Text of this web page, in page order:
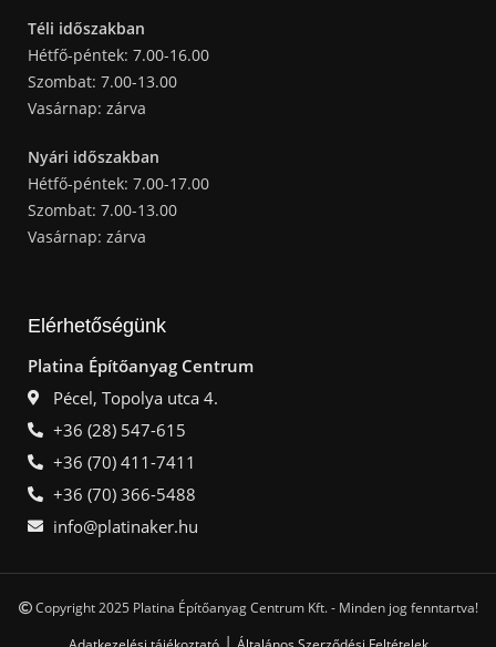
Téli időszakban
Hétfő-péntek: 7.00-16.00
Szombat: 7.00-13.00
Vasárnap: zárva
Nyári időszakban
Hétfő-péntek: 7.00-17.00
Szombat: 7.00-13.00
Vasárnap: zárva
Elérhetőségünk
Platina Építőanyag Centrum
Pécel, Topolya utca 4.
+36 (28) 547-615
+36 (70) 411-7411
+36 (70) 366-5488
info@platinaker.hu
Copyright 2025 Platina Építőanyag Centrum Kft. - Minden jog fenntartva!
|